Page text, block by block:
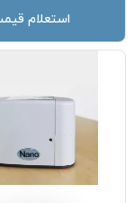
استعلام